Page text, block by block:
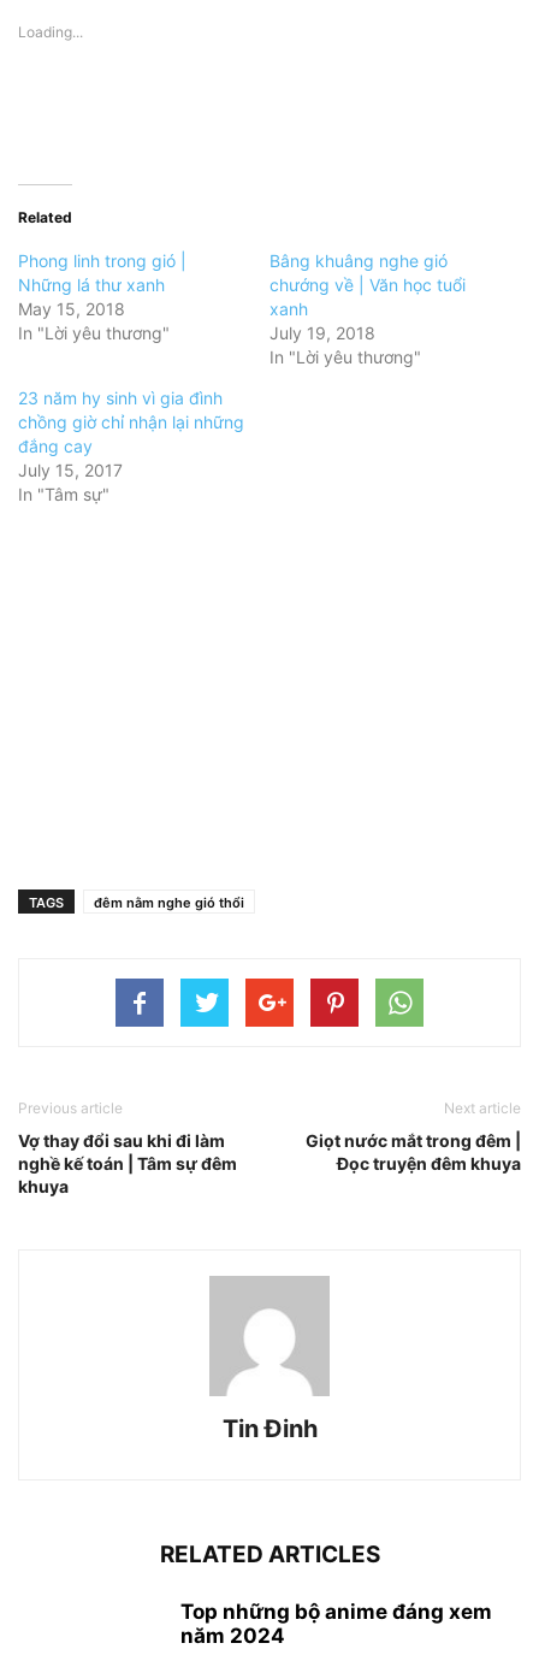
Loading...
Related
Phong linh trong gió |
Những lá thư xanh
May 15, 2018
In "Lời yêu thương"
Bâng khuâng nghe gió
chướng về | Văn học tuổi
xanh
July 19, 2018
In "Lời yêu thương"
23 năm hy sinh vì gia đình
chồng giờ chỉ nhận lại những
đắng cay
July 15, 2017
In "Tâm sự"
TAGS đêm nằm nghe gió thổi
Previous article
Vợ thay đổi sau khi đi làm
nghề kế toán | Tâm sự đêm
khuya
Next article
Giọt nước mắt trong đêm |
Đọc truyện đêm khuya
Tin Đinh
RELATED ARTICLES
Top những bộ anime đáng xem
năm 2024